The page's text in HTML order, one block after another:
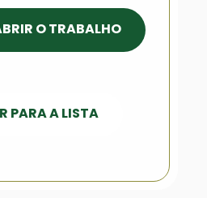
O TRABALHO
PARA A LISTA